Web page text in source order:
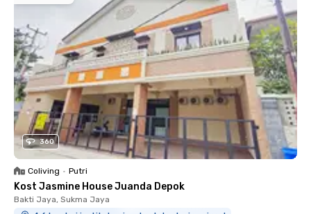
360
Coliving • Putri
Kost Jasmine House Juanda Depok
Bakti Jaya, Sukma Jaya